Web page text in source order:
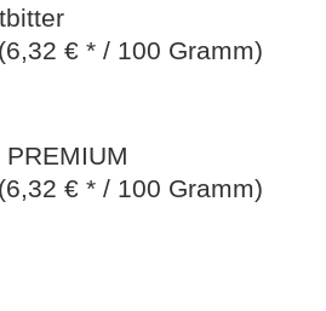
€ * / 100 Gramm)
€ * / 100 Gramm)